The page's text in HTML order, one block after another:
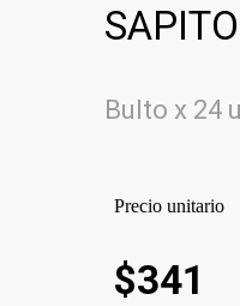
Bulto x 24
Precio unitario
$341